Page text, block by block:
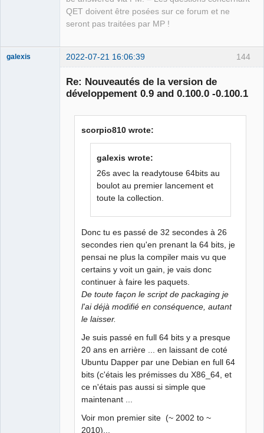
QET doivent être posées sur ce forum et ne
seront pas traitées par MP !
144
galexis 2022-07-21 16:06:39
Re: Nouveautés de la version de
développement 0.9 and 0.100.0 -0.100.1
scorpio810 wrote:
galexis wrote:
26s avec la readytouse 64bits au
boulot au premier lancement et
toute la collection.
Donc tu es passé de 32 secondes à 26
secondes rien qu'en prenant la 64 bits, je
pensai ne plus la compiler mais vu que
certains y voit un gain, je vais donc
continuer à faire les paquets.
De toute façon le script de packaging je
l'ai déjà modifié en conséquence, autant
le laisser.
Je suis passé en full 64 bits y a presque
20 ans en arrière ... en laissant de coté
Ubuntu Dapper par une Debian en full 64
bits (c'étais les prémisses du X86_64, et
ce n'étais pas aussi si simple que
maintenant ...
Voir mon premier site (~ 2002 to ~
2010)...